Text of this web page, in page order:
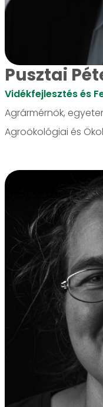
Pusztai
Vidékfejlesztés és
Agrármérnök,
Agroökológiai és